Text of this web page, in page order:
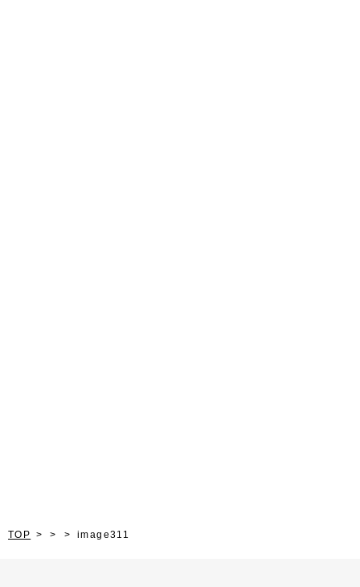
TOP image311